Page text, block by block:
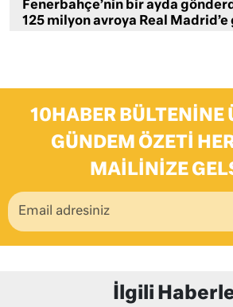
Fenerbahçe’nin bir ayda
125 milyon avroya Real
10HABER BÜLTENINE
GÜNDEM ÖZETI
MAILINIZE
İlgili